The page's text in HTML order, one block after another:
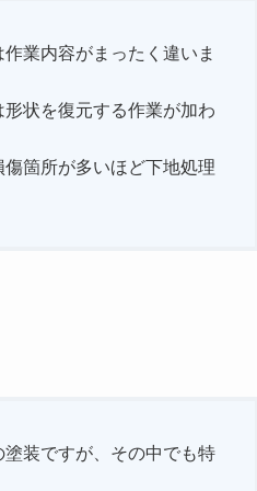
業内容がまったく違いま
状を復元する作業が加わ
箇所が多いほど下地処理
装ですが、その中でも特